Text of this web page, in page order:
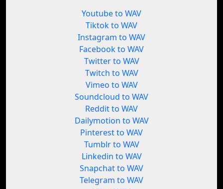
Youtube to WAV
Tiktok to WAV
Instagram to WAV
Facebook to WAV
Twitter to WAV
Twitch to WAV
Vimeo to WAV
Soundcloud to WAV
Reddit to WAV
Dailymotion to WAV
Pinterest to WAV
Tumblr to WAV
Linkedin to WAV
Snapchat to WAV
Telegram to WAV